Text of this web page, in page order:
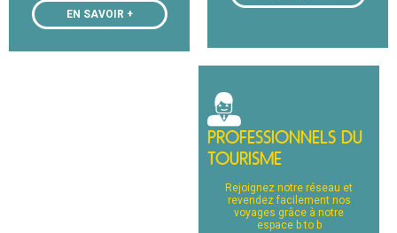
EN SAVOIR +
PROFESSIONNELS DU
TOURISME
Rejoignez notre réseau et
revendez facilement nos
voyages grâce à notre
espace b to b